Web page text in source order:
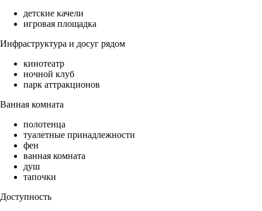
детские качели
игровая площадка
Инфраструктура и досуг рядом
кинотеатр
ночной клуб
парк аттракционов
Ванная комната
полотенца
туалетные принадлежности
фен
ванная комната
душ
тапочки
Доступность